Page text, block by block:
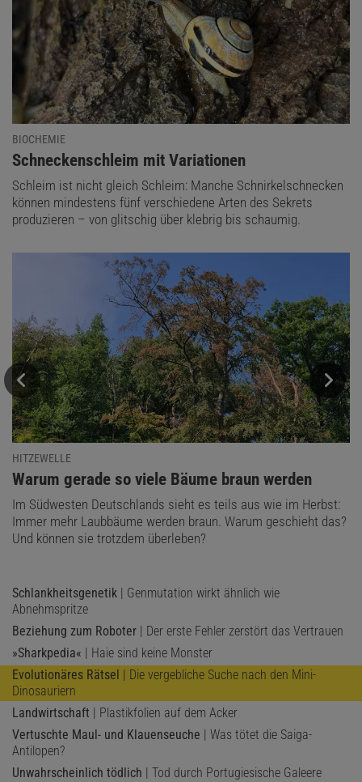
BIOCHEMIE
:
Schneckenschleim mit Variationen
Schleim ist nicht gleich Schleim: Manche Schnirkelschnecken
können mindestens fünf verschiedene Arten des Sekrets
produzieren – von glitschig über klebrig bis schaumig.
HITZEWELLE
:
Warum gerade so viele Bäume braun werden
Im Südwesten Deutschlands sieht es teils aus wie im Herbst:
Immer mehr Laubbäume werden braun. Warum geschieht das?
Und können sie trotzdem überleben?
Schlankheitsgenetik | Genmutation wirkt ähnlich wie
Abnehmspritze
Beziehung zum Roboter | Der erste Fehler zerstört das Vertrauen
»Sharkpedia« | Haie sind keine Monster
Evolutionäres Rätsel | Die vergebliche Suche nach den Mini-
Dinosauriern
Landwirtschaft | Plastikfolien auf dem Acker
Vertuschte Maul- und Klauenseuche | Was tötet die Saiga-
Antilopen?
Unwahrscheinlich tödlich | Tod durch Portugiesische Galeere